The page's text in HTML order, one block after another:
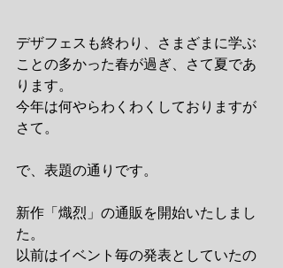
デザフェスも終わり、さまざまに学ぶ
ことの多かった春が過ぎ、さて夏であ
ります。
今年は何やらわくわくしておりますが
さて。
で、表題の通りです。
新作「熾烈」の通販を開始いたしまし
た。
以前はイベント毎の発表としていたの